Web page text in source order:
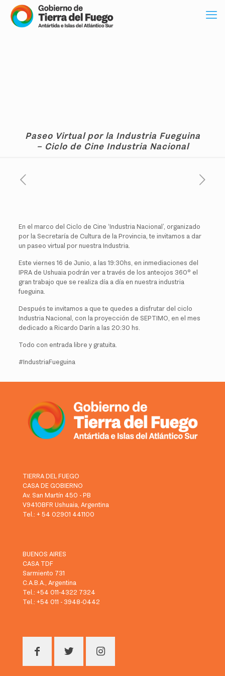
Paseo Virtual por la Industria Fueguina
– Ciclo de Cine Industria Nacional
En el marco del Ciclo de Cine ‘Industria Nacional’, organizado
por la Secretaría de Cultura de la Provincia, te invitamos a dar
un paseo virtual por nuestra Industria.
Este viernes 16 de Junio, a las 19:30hs, en inmediaciones del
IPRA de Ushuaia podrán ver a través de los anteojos 360° el
gran trabajo que se realiza día a día en nuestra industria
fueguina.
Después te invitamos a que te quedes a disfrutar del ciclo
Industria Nacional, con la proyección de SEPTIMO, en el mes
dedicado a Ricardo Darín a las 20:30 hs.
Todo con entrada libre y gratuita.
#IndustriaFueguina
TIERRA DEL FUEGO
CASA DE GOBIERNO
Av. San Martín 450 - PB
V9410BFR Ushuaia, Argentina
Tel.: + 54 02901 441100
BUENOS AIRES
CASA TDF
Sarmiento 731
C.A.B.A., Argentina
Tel.: +54 011-4322 7324
Tel.: +54 011 - 3948-0442